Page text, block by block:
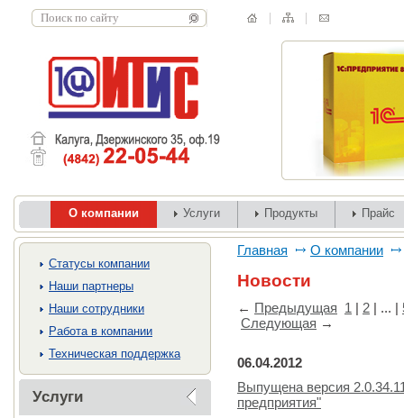
О компании Услуги Продукты Прайс
Cтатусы компании
Наши партнеры
Наши сотрудники
Работа в компании
Техническая поддержка
Услуги
Главная О компании
Новости
← Предыдущая 1 | 2 | ... |
Следующая →
06.04.2012
Выпущена версия
предприятия"